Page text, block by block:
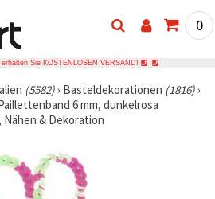
0
Sie KOSTENLOSEN VERSAND!
(5582)› Basteldekorationen (1816)›
6 mm, dunkelrosa
& Dekoration